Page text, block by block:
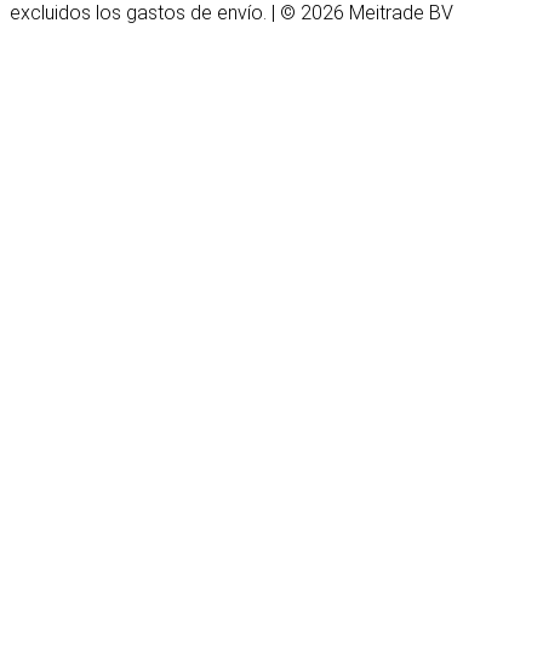
excluidos los gastos de envío. | © 2026 Meitrade BV